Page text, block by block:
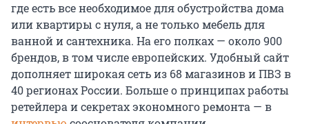
где есть все необходимое для обустройства дома
или квартиры с нуля, а не только мебель для
ванной и сантехника. На его полках — около 900
брендов, в том числе европейских. Удобный сайт
дополняет широкая сеть из 68 магазинов и ПВЗ в
40 регионах России. Больше о принципах работы
ретейлера и секретах экономного ремонта — в